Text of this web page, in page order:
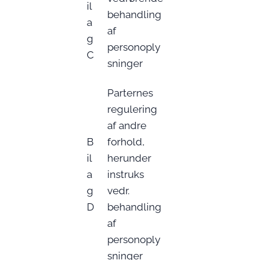
il
a
g
C
behandling
af
personoply
sninger
B
il
a
g
D
Parternes
regulering
af andre
forhold,
herunder
instruks
vedr.
behandling
af
personoply
sninger